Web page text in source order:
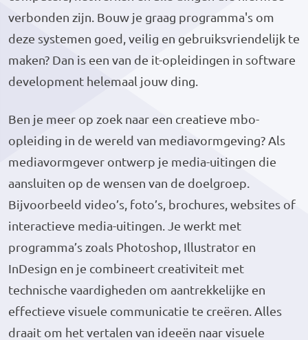
verbonden zijn. Bouw je graag programma's om
deze systemen goed, veilig en gebruiksvriendelijk te
maken? Dan is een van de it-opleidingen in software
development helemaal jouw ding.
Ben je meer op zoek naar een creatieve mbo-
opleiding in de wereld van mediavormgeving? Als
mediavormgever ontwerp je media-uitingen die
aansluiten op de wensen van de doelgroep.
Bijvoorbeeld video’s, foto’s, brochures, websites of
interactieve media-uitingen. Je werkt met
programma’s zoals Photoshop, Illustrator en
InDesign en je combineert creativiteit met
technische vaardigheden om aantrekkelijke en
effectieve visuele communicatie te creëren. Alles
draait om het vertalen van ideeën naar visuele